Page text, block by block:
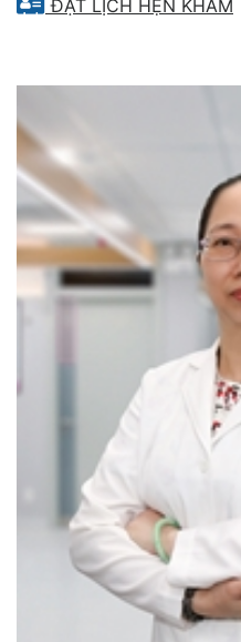
ĐẶT LỊCH HẸN KHÁM